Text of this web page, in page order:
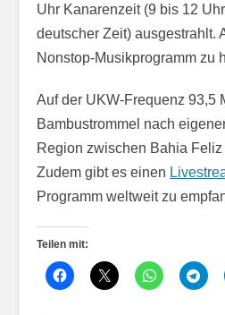
Uhr Kanarenzeit (9 bis 12
deutscher Zeit) ausgestrahlt.
Nonstop-Musikprogramm zu
Auf der UKW-Frequenz 93,5
Bambustrommel nach
Region zwischen Bahia
Zudem gibt es einen
Programm weltweit zu
Teilen mit: